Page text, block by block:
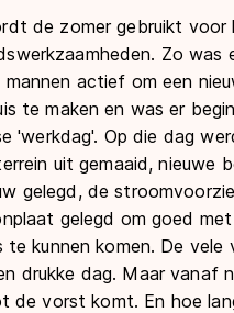
de zomer gebruikt voor
Zo was
mannen actief om een
te maken en was er
'werkdag'. Op die dag
uit gemaaid, nieuwe
gelegd, de
gelegd om goed met
te kunnen komen. De vele
drukke dag. Maar vanaf
de vorst komt. En hoe